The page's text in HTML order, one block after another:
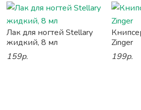
Лак для ногтей Stellary
жидкий, 8 мл
159р.
Zinger
199р.